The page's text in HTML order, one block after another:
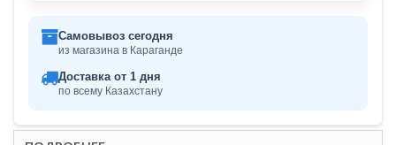
Самовывоз сегодня
из магазина в Караганде
Доставка от 1 дня
по всему Казахстану